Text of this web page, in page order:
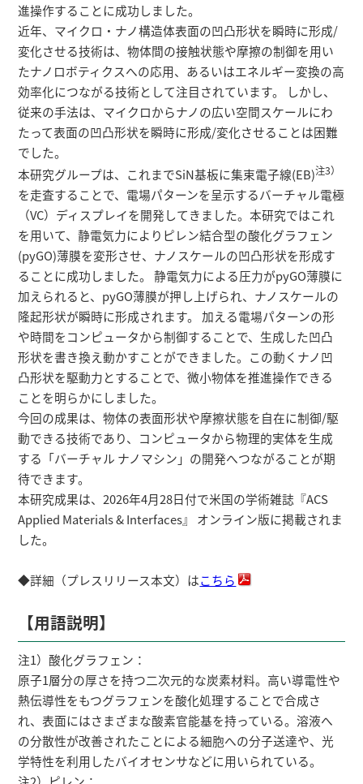
進操作することに成功しました。
近年、マイクロ・ナノ構造体表面の凹凸形状を瞬時に形成/
変化させる技術は、物体間の接触状態や摩擦の制御を用い
たナノロボティクスへの応用、あるいはエネルギー変換の高
効率化につながる技術として注目されています。 しかし、
従来の手法は、マイクロからナノの広い空間スケールにわ
たって表面の凹凸形状を瞬時に形成/変化させることは困難
でした。
本研究グループは、これまでSiN基板に集束電子線(EB)注3）
を走査することで、電場パターンを呈示するバーチャル電極
（VC）ディスプレイを開発してきました。本研究ではこれ
を用いて、静電気力によりピレン結合型の酸化グラフェン
(pyGO)薄膜を変形させ、ナノスケールの凹凸形状を形成す
ることに成功しました。 静電気力による圧力がpyGO薄膜に
加えられると、pyGO薄膜が押し上げられ、ナノスケールの
隆起形状が瞬時に形成されます。 加える電場パターンの形
や時間をコンピュータから制御することで、生成した凹凸
形状を書き換え動かすことができました。この動くナノ凹
凸形状を駆動力とすることで、微小物体を推進操作できる
ことを明らかにしました。
今回の成果は、物体の表面形状や摩擦状態を自在に制御/駆
動できる技術であり、コンピュータから物理的実体を生成
する「バーチャル ナノマシン」の開発へつながることが期
待できます。
本研究成果は、2026年4月28日付で米国の学術雑誌『ACS
Applied Materials & Interfaces』 オンライン版に掲載されま
した。
◆詳細（プレスリリース本文）はこちら
【用語説明】
注1）酸化グラフェン：
原子1層分の厚さを持つ二次元的な炭素材料。高い導電性や
熱伝導性をもつグラフェンを酸化処理することで合成さ
れ、表面にはさまざまな酸素官能基を持っている。溶液へ
の分散性が改善されたことによる細胞への分子送達や、光
学特性を利用したバイオセンサなどに用いられている。